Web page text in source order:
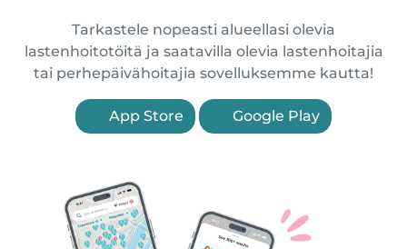
Tarkastele nopeasti alueellasi olevia
lastenhoitotöitä ja saatavilla olevia lastenhoitajia
tai perhepäivähoitajia sovelluksemme kautta!
App Store Google Play